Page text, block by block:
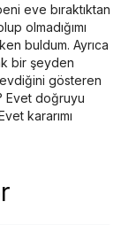
eve bıraktıktan
olmadığımı
buldum. Ayrıca
bir şeyden
gösteren
Evet doğruyu
kararımı